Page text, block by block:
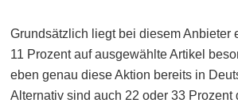
Grundsätzlich liegt bei diesem Anbieter
11 Prozent auf ausgewählte Artikel
eben genau diese Aktion bereits in
Alternativ sind auch 22 oder 33 Prozent